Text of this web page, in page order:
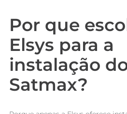
Por que
Elsys para a
instalação
Satmax?